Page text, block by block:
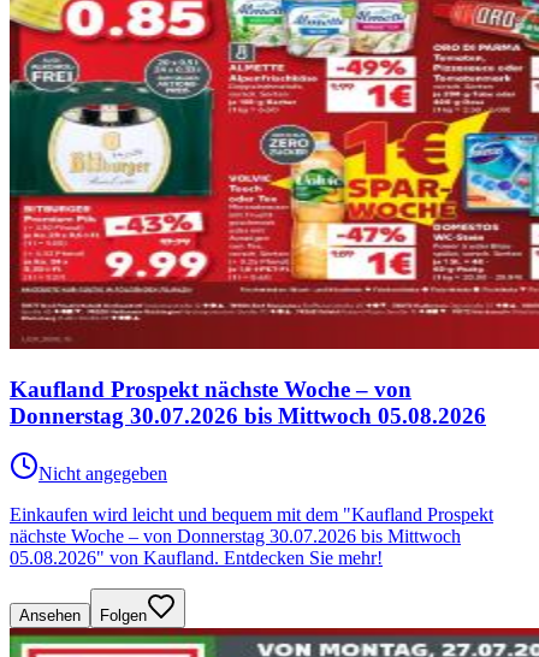
Kaufland Prospekt nächste Woche – von
Donnerstag 30.07.2026 bis Mittwoch 05.08.2026
Nicht angegeben
Einkaufen wird leicht und bequem mit dem "Kaufland Prospekt
nächste Woche – von Donnerstag 30.07.2026 bis Mittwoch
05.08.2026" von Kaufland. Entdecken Sie mehr!
Ansehen Folgen